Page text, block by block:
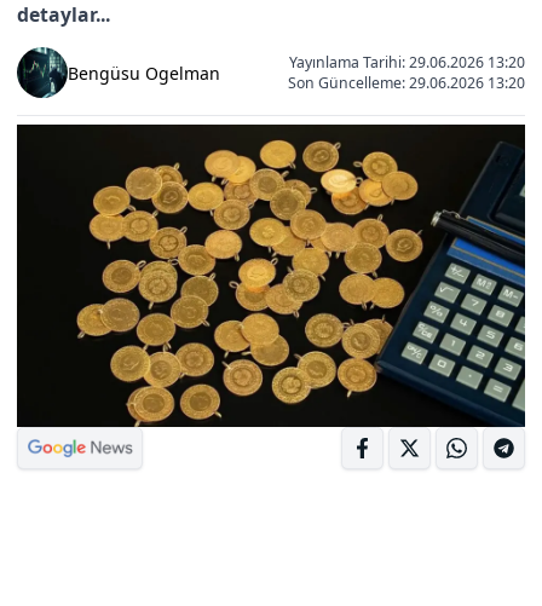
detaylar...
Bengüsu Ogelman
Yayınlama Tarihi: 29.06.2026 13:20
Son Güncelleme:29.06.2026 13:20